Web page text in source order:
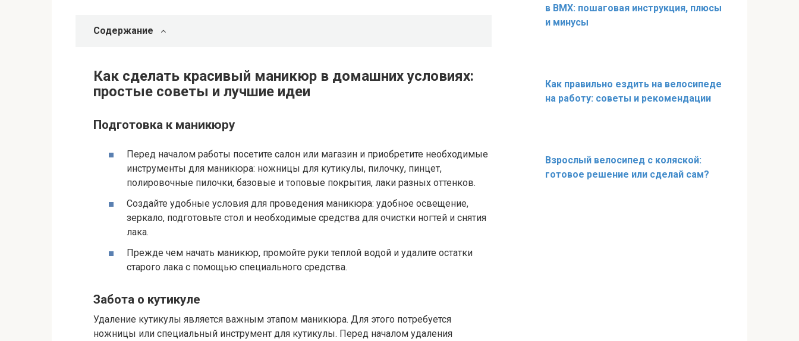
Содержание
Как сделать красивый маникюр в домашних условиях:
простые советы и лучшие идеи
Подготовка к маникюру
Перед началом работы посетите салон или магазин и приобретите необходимые
инструменты для маникюра: ножницы для кутикулы, пилочку, пинцет,
полировочные пилочки, базовые и топовые покрытия, лаки разных оттенков.
Создайте удобные условия для проведения маникюра: удобное освещение,
зеркало, подготовьте стол и необходимые средства для очистки ногтей и снятия
лака.
Прежде чем начать маникюр, промойте руки теплой водой и удалите остатки
старого лака с помощью специального средства.
Забота о кутикуле
Удаление кутикулы является важным этапом маникюра. Для этого потребуется
ножницы или специальный инструмент для кутикулы. Перед началом удаления
в BMX: пошаговая инструкция, плюсы
и минусы
Как правильно ездить на велосипеде
на работу: советы и рекомендации
Взрослый велосипед с коляской:
готовое решение или сделай сам?